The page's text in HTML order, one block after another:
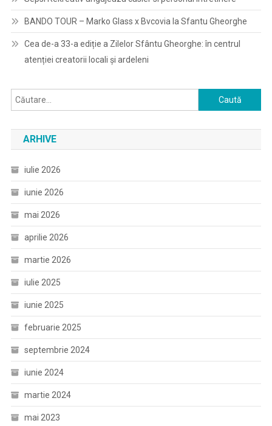
BANDO TOUR – Marko Glass x Bvcovia la Sfantu Gheorghe
Cea de-a 33-a ediție a Zilelor Sfântu Gheorghe: în centrul
atenției creatorii locali și ardeleni
Caută
după:
ARHIVE
iulie 2026
iunie 2026
mai 2026
aprilie 2026
martie 2026
iulie 2025
iunie 2025
februarie 2025
septembrie 2024
iunie 2024
martie 2024
mai 2023